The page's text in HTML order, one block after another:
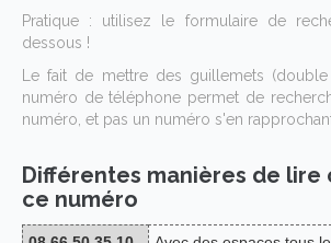
Pratique : utilisez le formulaire de
dessous !
Le fait de mettre des guillemets
numéro de téléphone permet de
numéro, et pas un numéro s'en
Différentes manières de lire
ce numéro